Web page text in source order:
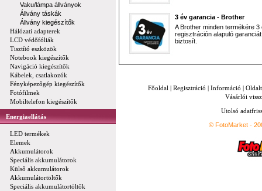
Vaku/lámpa állványok
Állvány táskák
Állvány kiegészítők
Hálózati adapterek
LCD védőfóliák
Tisztító eszközök
Notebook kiegészítők
Navigáció kiegészítők
Kábelek, csatlakozók
Fényképezőgép kiegészítők
Fotófilmek
Mobiltelefon kiegészítők
Energiaellátás
LED termékek
Elemek
Akkumulátorok
Speciális akkumulátorok
Külső akkumulátorok
Akkumulátortöltők
Speciális akkumulátortöltők
3 év garancia - Brother
A Brother minden termékére 3
regisztráción alapuló garanciát
biztosít.
Főoldal | Regisztráció | Információ |
Vásárlói
Utolsó
© FotoMarket -